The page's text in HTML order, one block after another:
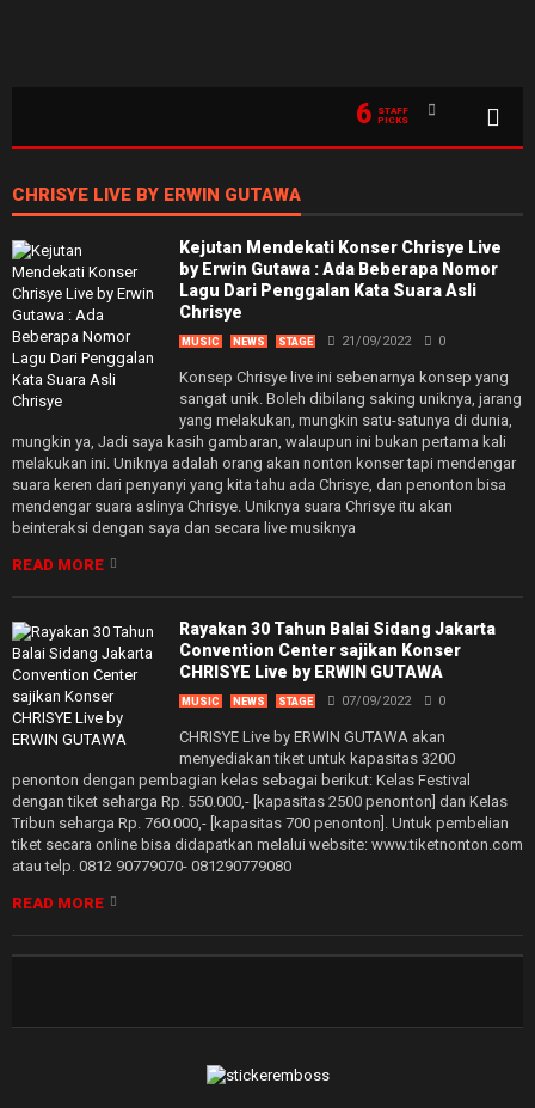
6
STAFF
PICKS
CHRISYE LIVE BY ERWIN GUTAWA
Kejutan Mendekati Konser Chrisye Live
by Erwin Gutawa : Ada Beberapa Nomor
Lagu Dari Penggalan Kata Suara Asli
Chrisye
MUSIC NEWS STAGE 21/09/2022 0
Konsep Chrisye live ini sebenarnya konsep yang
sangat unik. Boleh dibilang saking uniknya, jarang
yang melakukan, mungkin satu-satunya di dunia,
mungkin ya, Jadi saya kasih gambaran, walaupun ini bukan pertama kali
melakukan ini. Uniknya adalah orang akan nonton konser tapi mendengar
suara keren dari penyanyi yang kita tahu ada Chrisye, dan penonton bisa
mendengar suara aslinya Chrisye. Uniknya suara Chrisye itu akan
beinteraksi dengan saya dan secara live musiknya
READ MORE
Rayakan 30 Tahun Balai Sidang Jakarta
Convention Center sajikan Konser
CHRISYE Live by ERWIN GUTAWA
MUSIC NEWS STAGE 07/09/2022 0
CHRISYE Live by ERWIN GUTAWA akan
menyediakan tiket untuk kapasitas 3200
penonton dengan pembagian kelas sebagai berikut: Kelas Festival
dengan tiket seharga Rp. 550.000,- [kapasitas 2500 penonton] dan Kelas
Tribun seharga Rp. 760.000,- [kapasitas 700 penonton]. Untuk pembelian
tiket secara online bisa didapatkan melalui website: www.tiketnonton.com
atau telp. 0812 90779070- 081290779080
READ MORE